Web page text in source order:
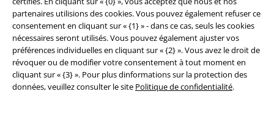
partenaires utilisions des cookies. Vous pouvez également refuser ce
consentement en cliquant sur « {1} » - dans ce cas, seuls les cookies
nécessaires seront utilisés. Vous pouvez également ajuster vos
préférences individuelles en cliquant sur « {2} ». Vous avez le droit de
révoquer ou de modifier votre consentement à tout moment en
cliquant sur « {3} ». Pour plus dinformations sur la protection des
données, veuillez consulter le site Politique de confidentialité.
Élimination des déchets et protection de l'environnement
Déclaration de Conformité
Informations sur l'accessibilité